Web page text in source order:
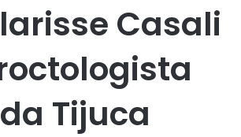
Casali
Tijuca